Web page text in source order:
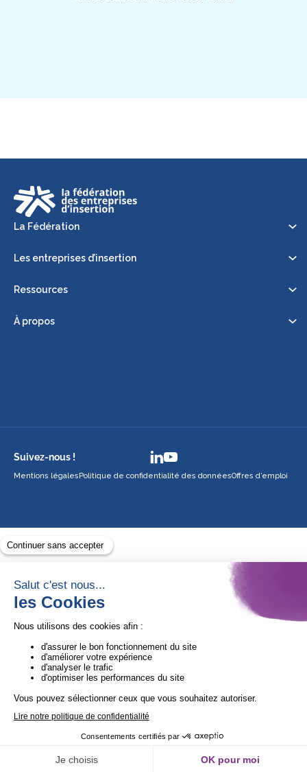
La Fédération
Les entreprises d’insertion
Ressources
À propos
Suivez-nous !
Mentions légalesPolitique de confidentialité des donnéesOffres d’emploi
1ère Organisation de l’ESS certifiée Quali’OP